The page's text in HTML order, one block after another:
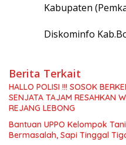
Kabupaten
Diskominfo
Berita Terkait
HALLO POLISI !!! SOSOK
SENJATA TAJAM RESAHKAN
REJANG LEBONG
Bantuan UPPO Kelompok
Bermasalah, Sapi Tinggal